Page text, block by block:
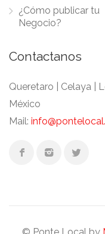
¿Cómo publicar tu
Negocio?
Contactanos
Queretaro | Celaya |
México
Mail: